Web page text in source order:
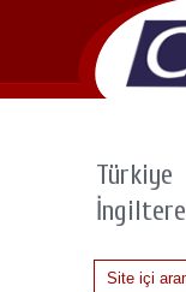
Türkiye
İngiltere